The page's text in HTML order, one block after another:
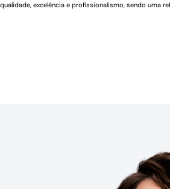
excelência e profissionalismo, sendo uma